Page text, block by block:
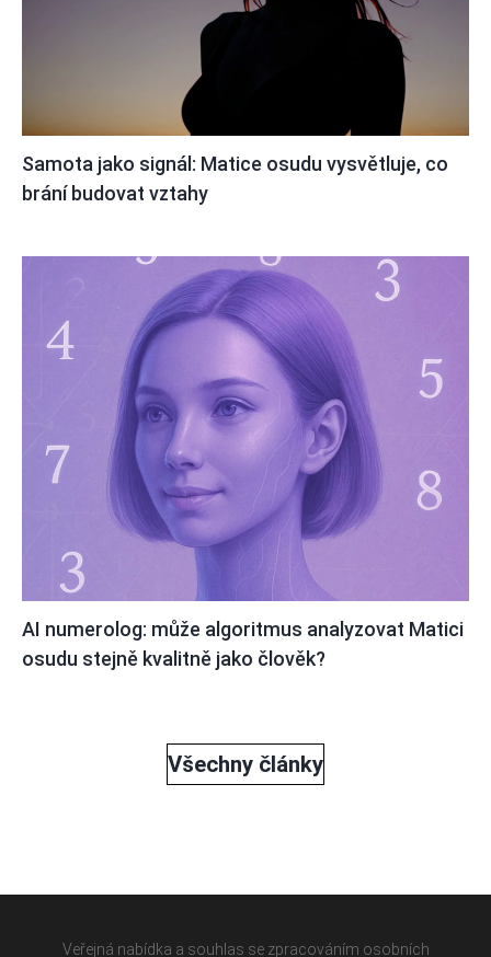
Samota jako signál: Matice osudu vysvětluje, co
brání budovat vztahy
AI numerolog: může algoritmus analyzovat Matici
osudu stejně kvalitně jako člověk?
Všechny články
Veřejná nabídka a souhlas se zpracováním osobních